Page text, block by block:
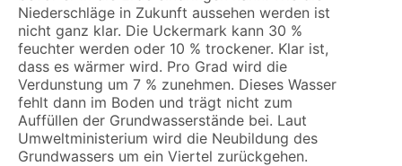
Niederschläge in Zukunft aussehen werden ist
nicht ganz klar. Die Uckermark kann 30 %
feuchter werden oder 10 % trockener. Klar ist,
dass es wärmer wird. Pro Grad wird die
Verdunstung um 7 % zunehmen. Dieses Wasser
fehlt dann im Boden und trägt nicht zum
Auffüllen der Grundwasserstände bei. Laut
Umweltministerium wird die Neubildung des
Grundwassers um ein Viertel zurückgehen.